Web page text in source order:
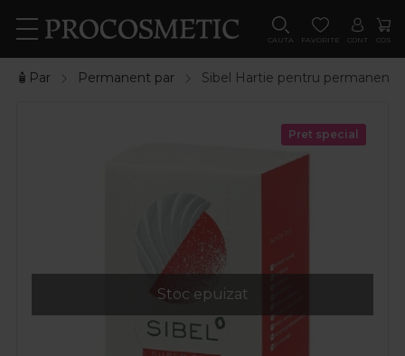
CAUTA FAVORITE CONT COS
🧴Par Permanent par Sibel Hartie pentru permanent
Stoc epuizat
Pret special